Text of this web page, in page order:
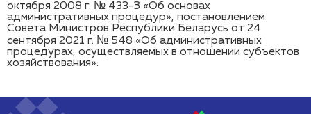
октября 2008 г. № 433-З «Об основах
административных процедур», постановлением
Совета Министров Республики Беларусь от 24
сентября 2021 г. № 548 «Об административных
процедурах, осуществляемых в отношении субъектов
хозяйствования».